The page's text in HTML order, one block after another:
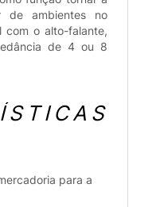
de ambientes no
com o alto-falante,
de 4 ou 8
para a